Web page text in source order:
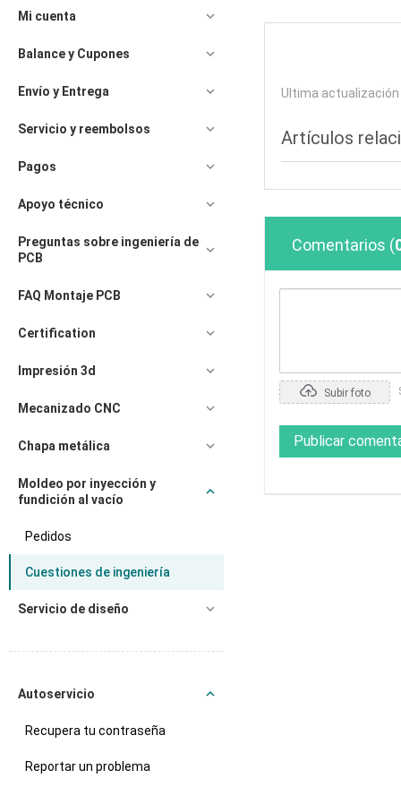
Ultima
Artículos
Comentarios (
Subir foto
Publicar
Mi cuenta
Balance y Cupones
Envío y Entrega
Servicio y reembolsos
Pagos
Apoyo técnico
Preguntas sobre ingeniería de
PCB
FAQ Montaje PCB
Certification
Impresión 3d
Mecanizado CNC
Chapa metálica
Moldeo por inyección y
fundición al vacío
Pedidos
Cuestiones de ingeniería
Servicio de diseño
Autoservicio
Recupera tu contraseña
Reportar un problema